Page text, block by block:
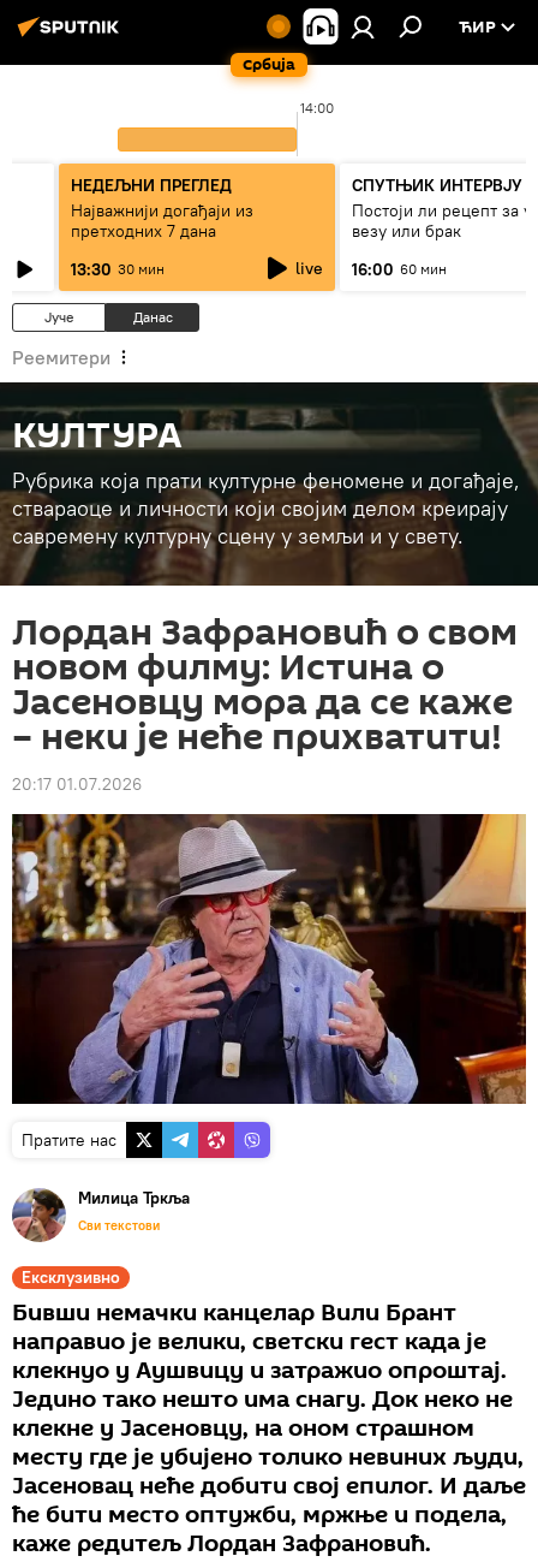
Србија
ЋИР
14:00
НЕДЕЉНИ ПРЕГЛЕД
Најважнији догађаји из
претходних 7 дана
13:30 30 мин live
СПУТЊИК ИНТЕРВЈУ
Постоји ли рецепт за
везу или брак
16:00 60 мин
Јуче Данас
Реемитери
КУЛТУРА
Рубрика која прати културне феномене и догађаје,
ствараоце и личности који својим делом креирају
савремену културну сцену у земљи и у свету.
Лордан Зафрановић о свом
новом филму: Истина о
Јасеновцу мора да се каже
– неки је неће прихватити!
20:17 01.07.2026
Пратите нас
Милица Тркља
Сви текстови
Ексклузивно
Бивши немачки канцелар Вили Брант
направио је велики, светски гест када је
клекнуо у Аушвицу и затражио опроштај.
Једино тако нешто има снагу. Док неко не
клекне у Јасеновцу, на оном страшном
месту где је убијено толико невиних људи,
Јасеновац неће добити свој епилог. И даље
ће бити место оптужби, мржње и подела,
каже редитељ Лордан Зафрановић.